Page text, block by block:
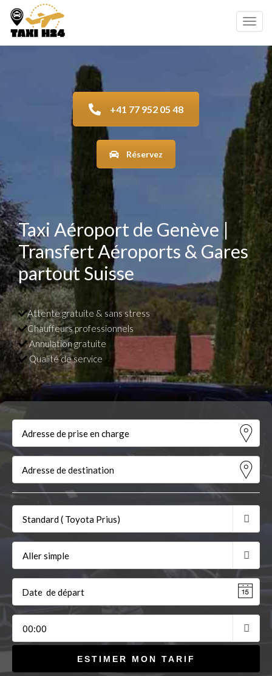
+41 77 952 05 48
Réservez
Taxi Aéroport de Genève |
Transfert Aéroports & Gares
partout Suisse
Attente gratuite & sans stress
Chauffeurs professionnels
Annulation gratuite
Qualité de service